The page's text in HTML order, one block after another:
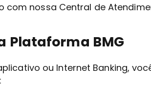
com nossa Central de
Plataforma BMG
ou Internet Banking,